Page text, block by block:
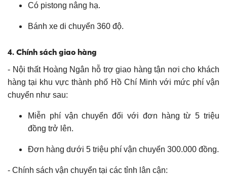
Có pistong nâng hạ.
Bánh xe di chuyển 360 độ.
4. Chính sách giao hàng
- Nội thất Hoàng Ngân hỗ trợ giao hàng tận nơi cho khách
hàng tại khu vực thành phố Hồ Chí Minh với mức phí vận
chuyển như sau:
Miễn phí vận chuyển đối với đơn hàng từ 5 triệu
đồng trở lên.
Đơn hàng dưới 5 triệu phí vận chuyển 300.000 đồng.
- Chính sách vận chuyển tại các tỉnh lân cận: